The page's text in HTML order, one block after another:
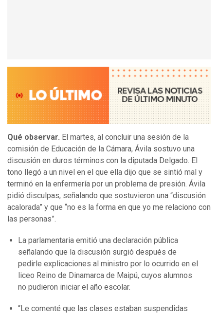
Qué observar. El martes, al concluir una sesión de la
comisión de Educación de la Cámara, Ávila sostuvo una
discusión en duros términos con la diputada Delgado. El
tono llegó a un nivel en el que ella dijo que se sintió mal y
terminó en la enfermería por un problema de presión. Ávila
pidió disculpas, señalando que sostuvieron una “discusión
acalorada” y que “no es la forma en que yo me relaciono con
las personas”.
La parlamentaria emitió una declaración pública
señalando que la discusión surgió después de
pedirle explicaciones al ministro por lo ocurrido en el
liceo Reino de Dinamarca de Maipú, cuyos alumnos
no pudieron iniciar el año escolar.
“Le comenté que las clases estaban suspendidas